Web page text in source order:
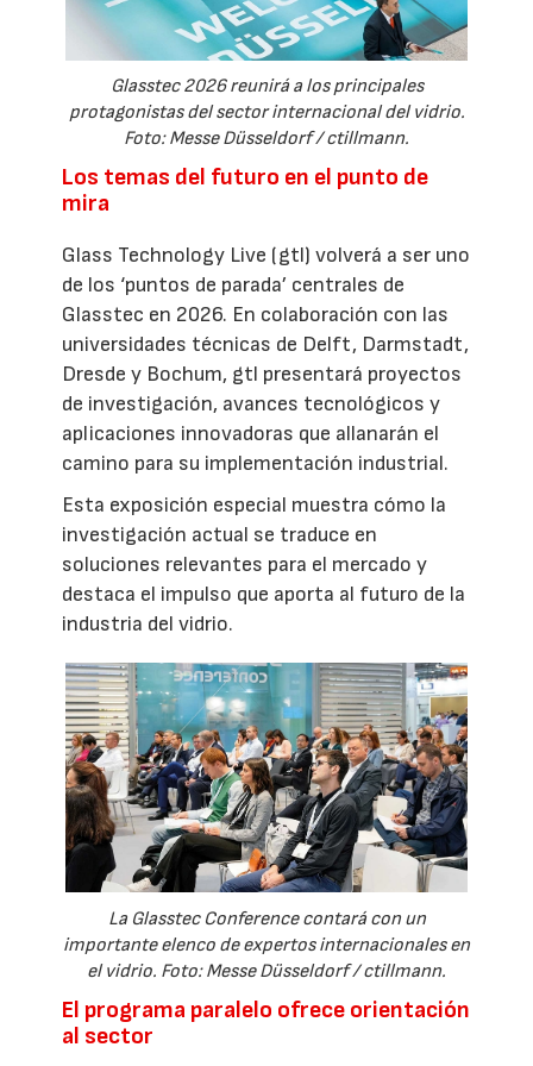
Glasstec 2026 reunirá a los principales
protagonistas del sector internacional del vidrio.
Foto: Messe Düsseldorf / ctillmann.
Los temas del futuro en el punto de
mira
Glass Technology Live (gtl) volverá a ser uno
de los ‘puntos de parada’ centrales de
Glasstec en 2026. En colaboración con las
universidades técnicas de Delft, Darmstadt,
Dresde y Bochum, gtl presentará proyectos
de investigación, avances tecnológicos y
aplicaciones innovadoras que allanarán el
camino para su implementación industrial.
Esta exposición especial muestra cómo la
investigación actual se traduce en
soluciones relevantes para el mercado y
destaca el impulso que aporta al futuro de la
industria del vidrio.
La Glasstec Conference contará con un
importante elenco de expertos internacionales en
el vidrio. Foto: Messe Düsseldorf / ctillmann.
El programa paralelo ofrece orientación
al sector